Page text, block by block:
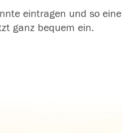
eintragen und so eine
ganz bequem ein.